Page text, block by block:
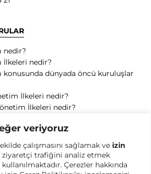
veriyoruz
çalışmasını sağlamak ve izin
ziyaretçi trafiğini analiz etmek
Çerezler hakkında
nedir?
İlkeleri nedir?
konusunda dünyada öncü kuruluşlar
İlkeleri nedir?
İlkeleri nedir?